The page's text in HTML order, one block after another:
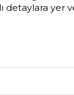
detaylara yer